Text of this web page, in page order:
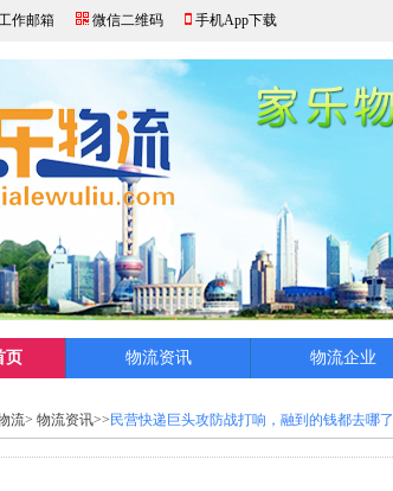
作邮箱 微信二维码 手机App下载
页 物流资讯 物流企业
流> 物流资讯>> 民营快递巨头攻防战打响，融到的钱都去哪了